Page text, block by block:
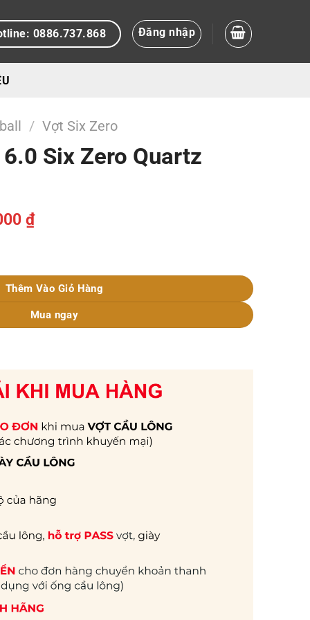
0886.737.868 Đăng nhập
/ Vợt Six Zero
Six Zero Quartz
₫Giá
hiện
2.000.000 ₫.
số lượng
Thêm Vào Giỏ Hàng
Mua ngay